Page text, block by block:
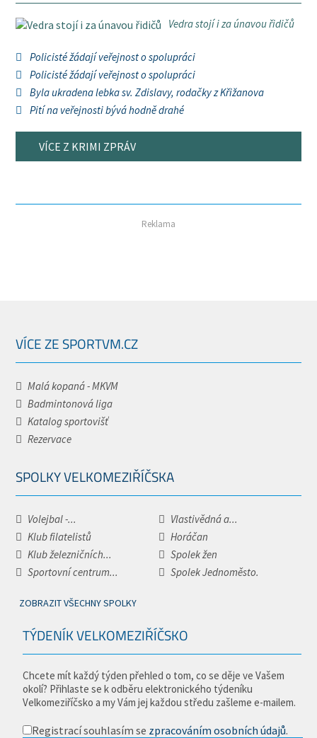
Vedra stojí i za únavou řidičů
Policisté žádají veřejnost o spolupráci
Policisté žádají veřejnost o spolupráci
Byla ukradena lebka sv. Zdislavy, rodačky z Křižanova
Pití na veřejnosti bývá hodně drahé
VÍCE Z KRIMI ZPRÁV
Reklama
VÍCE ZE SPORTVM.CZ
Malá kopaná - MKVM
Badmintonová liga
Katalog sportovišť
Rezervace
SPOLKY VELKOMEZIŘÍČSKA
Volejbal -...
Vlastivědná a...
Klub filatelistů
Horáčan
Klub železničních...
Spolek žen
Sportovní centrum...
Spolek Jednoměsto.
ZOBRAZIT VŠECHNY SPOLKY
TÝDENÍK VELKOMEZIŘÍČSKO
Chcete mít každý týden přehled o tom, co se děje ve Vašem
okolí? Přihlaste se k odběru elektronického týdeníku
Velkomeziříčsko a my Vám jej každou středu zašleme e-mailem.
Registrací souhlasím se zpracováním osobních údajů.